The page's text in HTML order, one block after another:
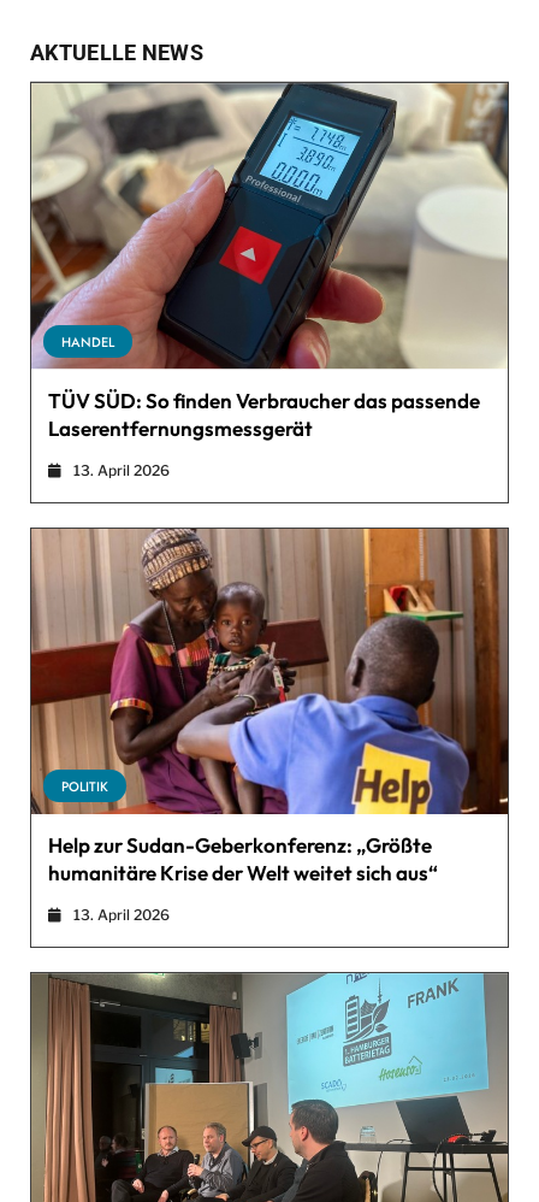
AKTUELLE NEWS
HANDEL
TÜV SÜD: So finden Verbraucher das passende
Laserentfernungsmessgerät
13. April 2026
POLITIK
Help zur Sudan-Geberkonferenz: „Größte
humanitäre Krise der Welt weitet sich aus“
13. April 2026